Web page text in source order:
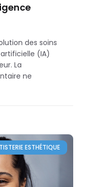
des soins
(IA)
La
ne
ESTHÉTIQUE